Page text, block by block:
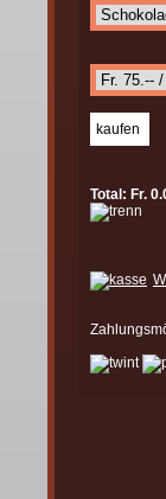
Total: Fr.